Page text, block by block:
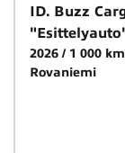
ID. Buzz
2026 1 000 km
Rovaniemi